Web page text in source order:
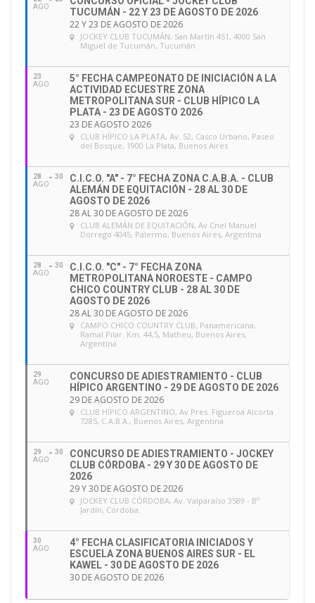
AGO
TUCUMÁN - 22 Y 23 DE AGOSTO DE 2026
22 Y 23 DE AGOSTO DE 2026
JOCKEY CLUB TUCUMÁN, San Martín 451, 4000 San
Miguel de Tucumán, Tucumán
23
AGO
5° FECHA CAMPEONATO DE INICIACIÓN A LA
ACTIVIDAD ECUESTRE ZONA
METROPOLITANA SUR - CLUB HÍPICO LA
PLATA - 23 DE AGOSTO 2026
23 DE AGOSTO 2026
CLUB HÍPICO LA PLATA, Av. 52, Casco Urbano, Paseo
del Bosque, 1900 La Plata, Buenos Aires
28
AGO
30
C.I.C.O. "A" - 7° FECHA ZONA C.A.B.A. - CLUB
ALEMÁN DE EQUITACIÓN - 28 AL 30 DE
AGOSTO DE 2026
28 AL 30 DE AGOSTO DE 2026
CLUB ALEMÁN DE EQUITACIÓN, Av Cnel Manuel
Dorrego 4045, Palermo, Buenos Aires, Argentina
28
AGO
30
C.I.C.O. "C" - 7° FECHA ZONA
METROPOLITANA NOROESTE - CAMPO
CHICO COUNTRY CLUB - 28 AL 30 DE
AGOSTO DE 2026
28 AL 30 DE AGOSTO DE 2026
CAMPO CHICO COUNTRY CLUB, Panamericana,
Ramal Pilar. Km. 44,5, Matheu, Buenos Aires,
Argentina
29
AGO
CONCURSO DE ADIESTRAMIENTO - CLUB
HÍPICO ARGENTINO - 29 DE AGOSTO DE 2026
29 DE AGOSTO DE 2026
CLUB HÍPICO ARGENTINO, Av Pres. Figueroa Alcorta
7285, C.A.B.A., Buenos Aires, Argentina
29
AGO
30
CONCURSO DE ADIESTRAMIENTO - JOCKEY
CLUB CÓRDOBA - 29 Y 30 DE AGOSTO DE
2026
29 Y 30 DE AGOSTO DE 2026
JOCKEY CLUB CÓRDOBA, Av. Valparaíso 3589 - Bº
Jardín, Córdoba.
30
AGO
4° FECHA CLASIFICATORIA INICIADOS Y
ESCUELA ZONA BUENOS AIRES SUR - EL
KAWEL - 30 DE AGOSTO DE 2026
30 DE AGOSTO DE 2026